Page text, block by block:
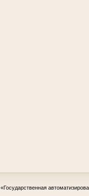
«Государственная